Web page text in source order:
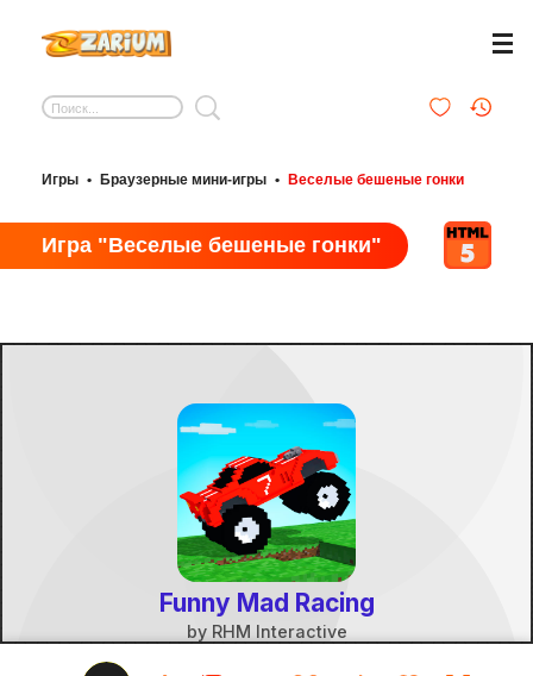
Игры • Браузерные мини-игры • Веселые бешеные гонки
Игра "Веселые бешеные гонки"